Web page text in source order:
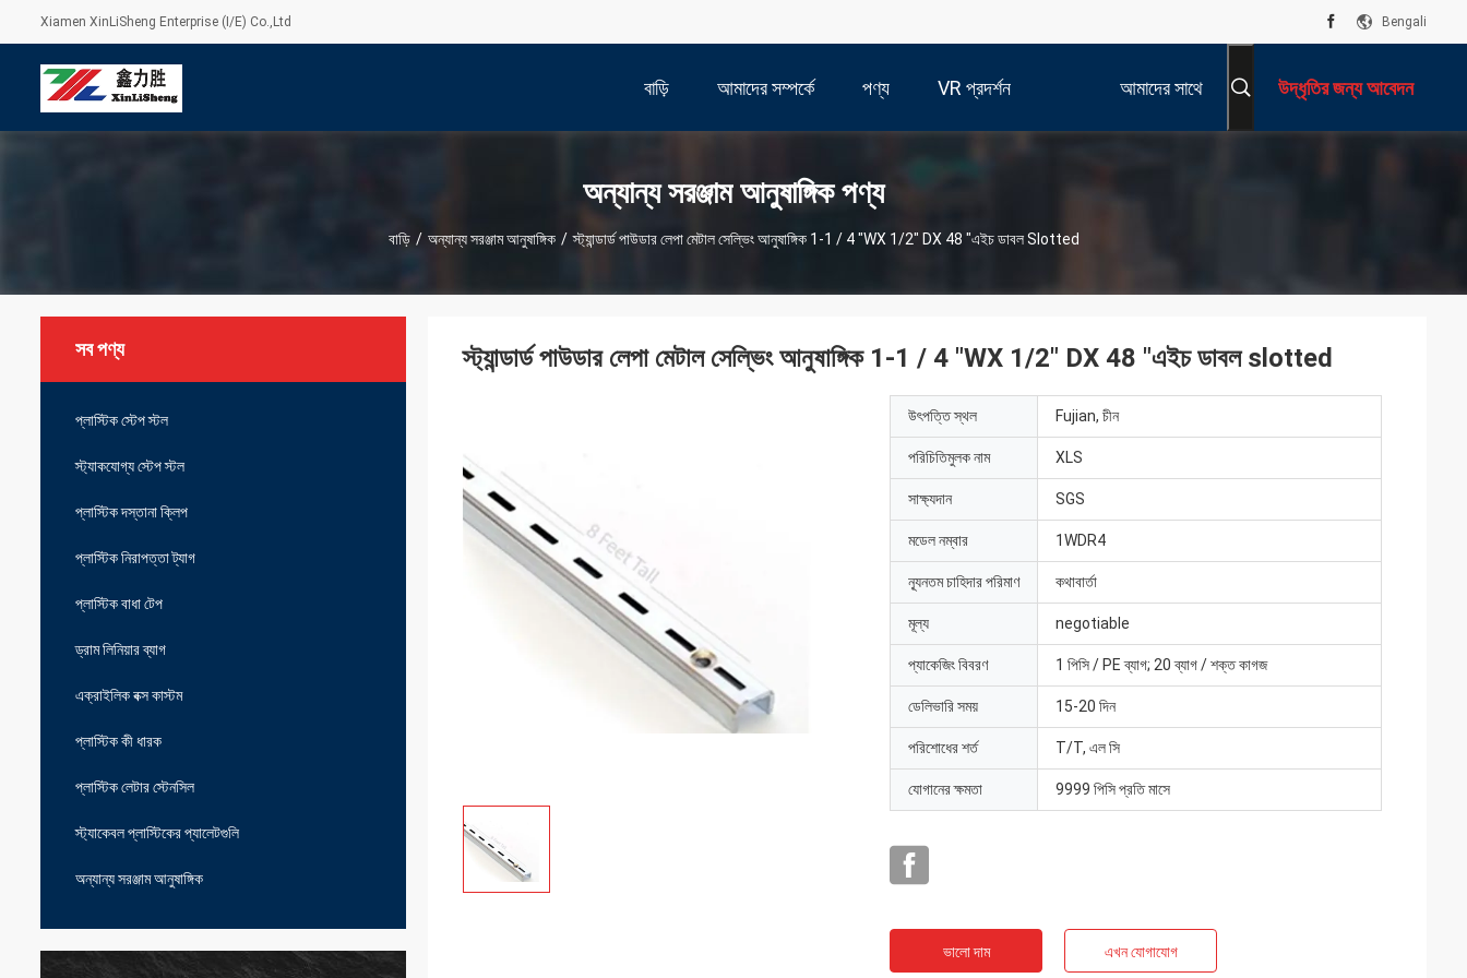
Xiamen XinLiSheng Enterprise (I/E) Co.,Ltd Bengali
বাড়ি আমাদের সম্পর্কে পণ্য VR প্রদর্শন আমাদের সাথে উদ্ধৃতির জন্য আবেদন
অন্যান্য সরঞ্জাম আনুষাঙ্গিক পণ্য
বাড়ি / অন্যান্য সরঞ্জাম আনুষাঙ্গিক / স্ট্যান্ডার্ড পাউডার লেপা মেটাল সেল্ভিং আনুষাঙ্গিক 1-1 / 4 "WX 1/2" DX 48 "এইচ ডাবল Slotted
সব পণ্য
প্লাস্টিক স্টেপ স্টল
স্ট্যাকযোগ্য স্টেপ স্টল
প্লাস্টিক দস্তানা ক্লিপ
প্লাস্টিক নিরাপত্তা ট্যাগ
প্লাস্টিক বাধা টেপ
ড্রাম লিনিয়ার ব্যাগ
এক্রাইলিক বক্স কাস্টম
প্লাস্টিক কী ধারক
প্লাস্টিক লেটার স্টেনসিল
স্ট্যাকেবল প্লাস্টিকের প্যালেটগুলি
অন্যান্য সরঞ্জাম আনুষাঙ্গিক
স্ট্যান্ডার্ড পাউডার লেপা মেটাল সেল্ভিং আনুষাঙ্গিক 1-1 / 4 "WX 1/2" DX 48 "এইচ ডাবল slotted
উৎপত্তি স্থল Fujian, চীন
পরিচিতিমুলক নাম XLS
সাক্ষ্যদান SGS
মডেল নম্বার 1WDR4
ন্যূনতম চাহিদার পরিমাণ কথাবার্তা
মূল্য negotiable
প্যাকেজিং বিবরণ 1 পিসি / PE ব্যাগ; 20 ব্যাগ / শক্ত কাগজ
ডেলিভারি সময় 15-20 দিন
পরিশোধের শর্ত T/T, এল সি
যোগানের ক্ষমতা 9999 পিসি প্রতি মাসে
ভালো দাম এখন যোগাযোগ